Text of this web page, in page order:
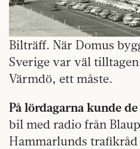
Bilträff. När Domus
Sverige var väl
Värmdö, ett måste.
På lördagarna kunde
bil med radio från
Hammarlunds